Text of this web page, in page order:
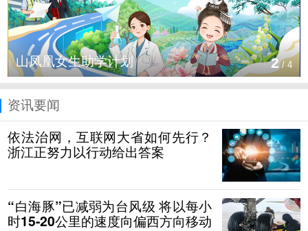
山凤凰女生助学计划 2/4
资讯要闻
依法治网，互联网大省如何先行？
浙江正努力以行动给出答案
“白海豚”已减弱为台风级 将以每小
时15-20公里的速度向偏西方向移动